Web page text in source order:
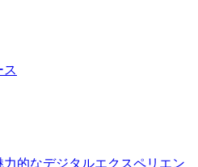
ス
的なデジタルエクスペリエン